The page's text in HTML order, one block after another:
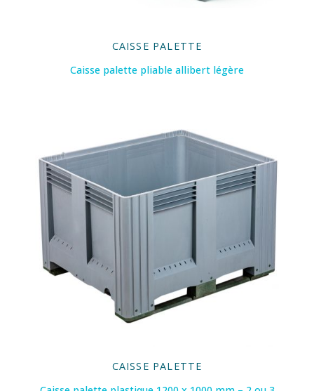
CAISSE PALETTE
Caisse palette pliable allibert légère
CAISSE PALETTE